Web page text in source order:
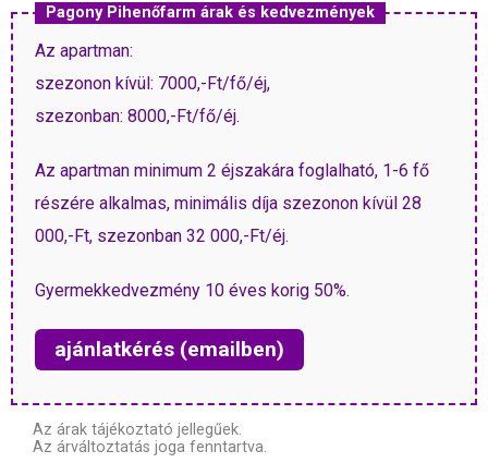
Pagony Pihenőfarm árak és kedvezmények
Az apartman:
szezonon kívül: 7000,-Ft/fő/éj,
szezonban: 8000,-Ft/fő/éj.
Az apartman minimum 2 éjszakára foglalható, 1-6 fő
részére alkalmas, minimális díja szezonon kívül 28
000,-Ft, szezonban 32 000,-Ft/éj.
Gyermekkedvezmény 10 éves korig 50%.
ajánlatkérés (emailben)
Az árak tájékoztató jellegűek.
Az árváltoztatás joga fenntartva.